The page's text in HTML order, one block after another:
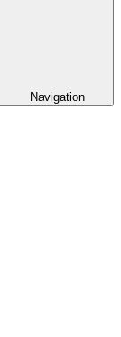
Navigation